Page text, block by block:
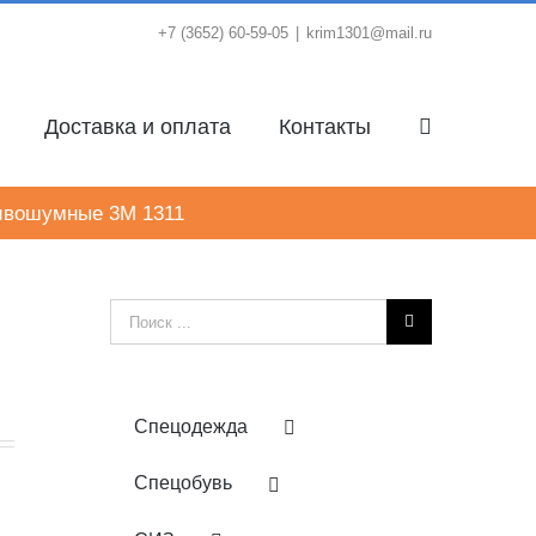
+7 (3652) 60-59-05 krim1301@mail.ru
Доставка и оплата Контакты
3M 1311
Результат
поиска:
Спецодежда
Спецобувь